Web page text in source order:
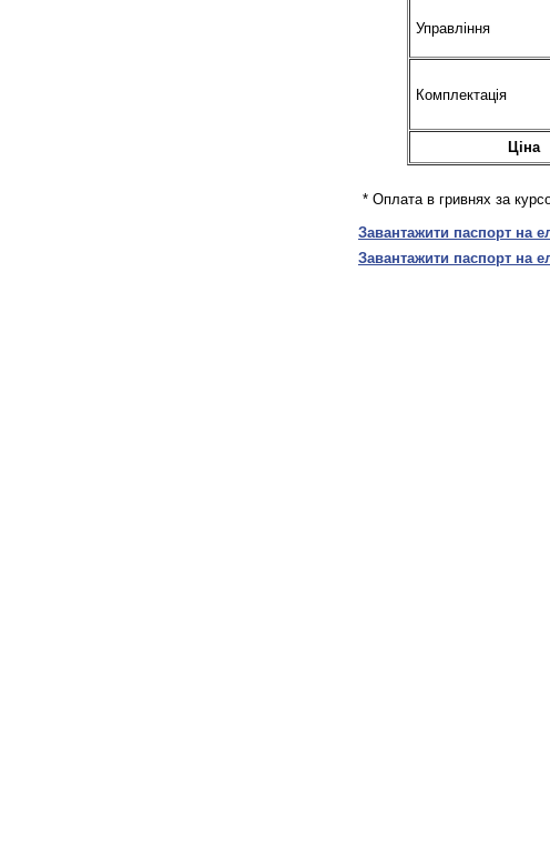
Управління
Комплектація
Ціна
* Оплата в гривнях за
Завантажити паспорт на
Завантажити паспорт на